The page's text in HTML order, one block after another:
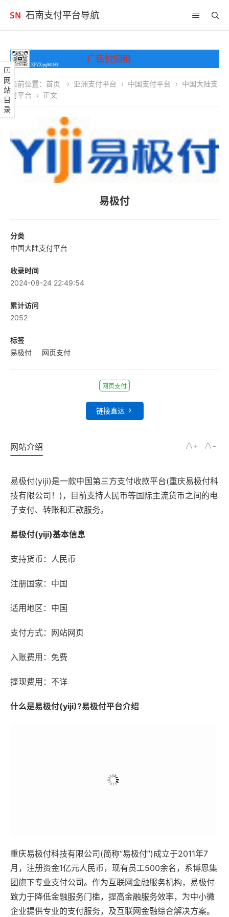
石南支付平台导航
网站目录 当前位置： 首页 亚洲支付平台 中国支付平台
中国大陆支
付平台
正文
易极付
分类
中国大陆支付平台
收录时间
2024-08-24 22:49:54
累计访问
2052
标签
易极付
网页支付
网页支付
链接直达
网站介绍
易极付(yiji)是一款中国第三方支付收款平台(重庆易极付科
技有限公司！)，目前支持人民币等国际主流货币之间的电
子支付、转账和汇款服务。
易极付(yiji)基本信息
支持货币：人民币
注册国家：中国
适用地区：中国
支付方式：网站网页
入账费用：免费
提现费用：不详
什么是易极付(yiji)?易极付平台介绍
月，注册资金1亿元人民币，现有员工500余名，系博恩集
015年中国互联网金融创新人物”。
易极付成立五年来，服务的客户超过100万户，遍及亚
洲、北美、欧洲等地区。2015年易极付平台交易流水达1.
67万亿元人民币。凭借卓越创新力和3年50倍的成长率，
易极付在2015德勤高科技高成长企业评选中，获得中国区